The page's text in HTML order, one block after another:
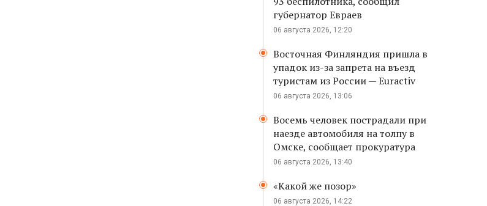
губернатор Евраев
06 августа 2026, 12:20
Восточная Финляндия пришла в
упадок из-за запрета на въезд
туристам из России — Euractiv
06 августа 2026, 13:06
Восемь человек пострадали при
наезде автомобиля на толпу в
Омске, сообщает прокуратура
06 августа 2026, 13:40
«Какой же позор»
06 августа 2026, 14:22